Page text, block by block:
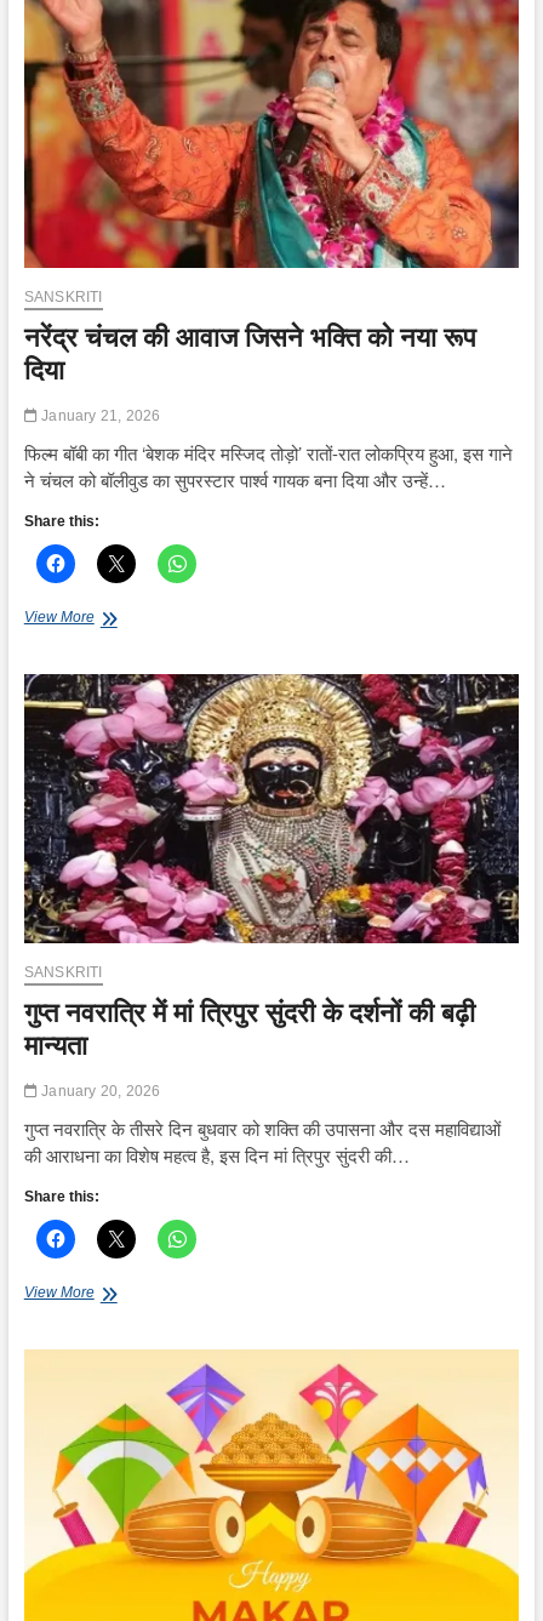
शनि
दोष
में
राहत
SANSKRITI
नरेंद्र चंचल की आवाज जिसने भक्ति को नया रूप
दिया
January 21, 2026
फिल्म बॉबी का गीत ‘बेशक मंदिर मस्जिद तोड़ो’ रातों-रात लोकप्रिय हुआ, इस गाने
ने चंचल को बॉलीवुड का सुपरस्टार पार्श्व गायक बना दिया और उन्हें…
Share this:
View Moreनरेंद्र
आवाज
जिसने
भक्ति
को
नया
रूप
दिया
SANSKRITI
गुप्त नवरात्रि में मां त्रिपुर सुंदरी के दर्शनों की बढ़ी
मान्यता
January 20, 2026
गुप्त नवरात्रि के तीसरे दिन बुधवार को शक्ति की उपासना और दस महाविद्याओं
की आराधना का विशेष महत्व है, इस दिन मां त्रिपुर सुंदरी की…
Share this:
View Moreगुप्त
के
दर्शनों
की
बढ़ी
मान्यता